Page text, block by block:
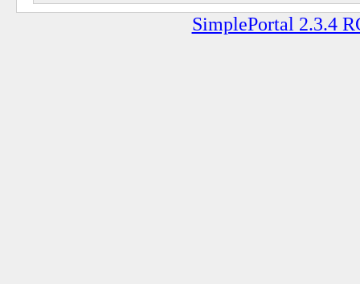
SimplePortal 2.3.4